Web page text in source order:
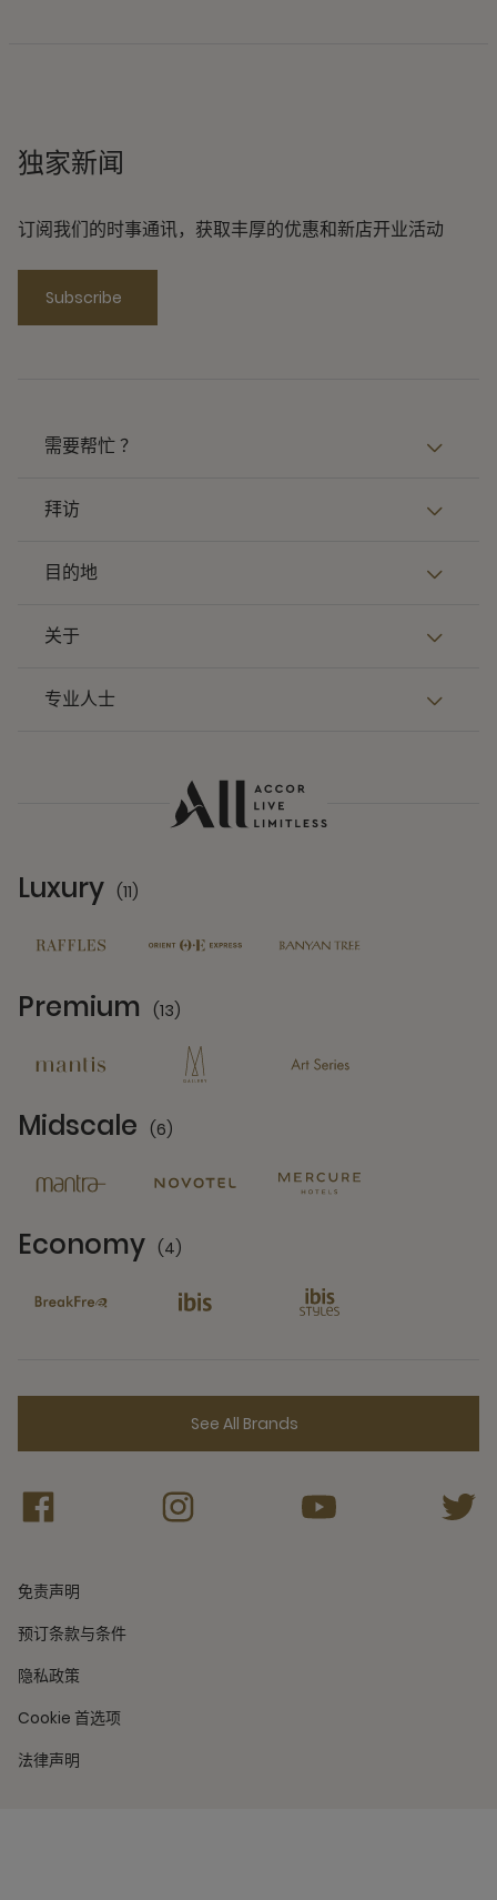
独家新闻
订阅我们的时事通讯，获取丰厚的优惠和新店开业活动
Subscribe
需要帮忙 ？
拜访
目的地
关于
专业人士
Luxury (11)
Premium (13)
Midscale (6)
Economy (4)
See All Brands
免责声明
预订条款与条件
隐私政策
Cookie 首选项
法律声明